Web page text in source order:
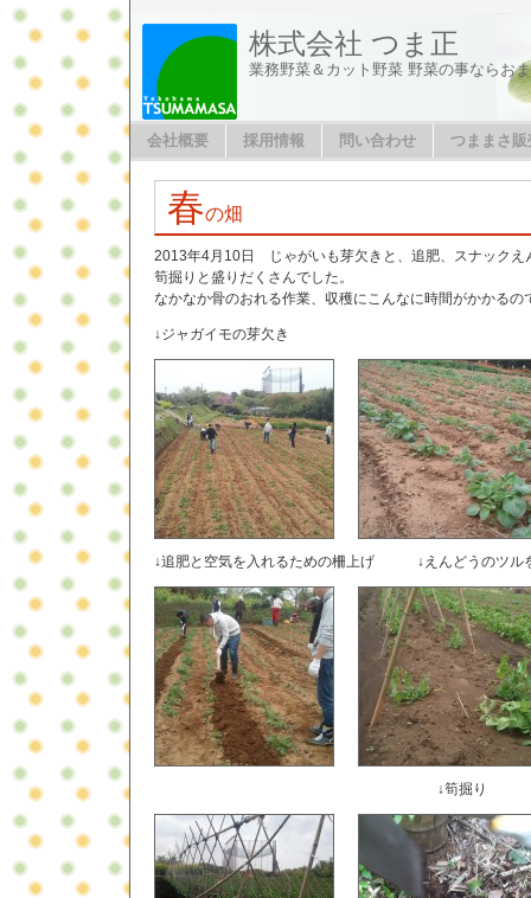
株式会社 つま正
業務野菜＆カット野菜 野菜の事ならお
会社概要 採用情報 問い合わせ つままさ
春の畑
2013年4月10日 じゃがいも芽欠きと、追肥、スナックえ
筍掘りと盛りだくさんでした。
なかなか骨のおれる作業、収穫にこんなに時間がかかるの
↓ジャガイモの芽欠き
↓追肥と空気を入れるための柵上げ ↓えんどうのツル
↓筍掘り